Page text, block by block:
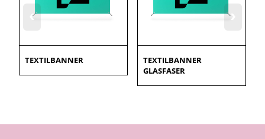
‹ ›
TEXTILBANNER
TEXTILBANNER
GLASFASER